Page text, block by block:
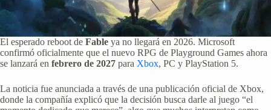
El esperado reboot de Fable ya no llegará en 2026. Microsoft
confirmó oficialmente que el nuevo RPG de Playground Games ahora
se lanzará en febrero de 2027 para Xbox, PC y PlayStation 5.
La noticia fue anunciada a través de una publicación oficial de Xbox,
donde la compañía explicó que la decisión busca darle al juego “el